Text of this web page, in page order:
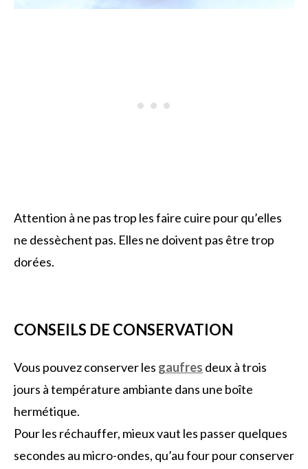
Attention à ne pas trop les faire cuire pour qu’elles
ne dessèchent pas. Elles ne doivent pas être trop
dorées.
CONSEILS DE CONSERVATION
Vous pouvez conserver les gaufres deux à trois
jours à température ambiante dans une boîte
hermétique.
Pour les réchauffer, mieux vaut les passer quelques
secondes au micro-ondes, qu’au four pour conserver